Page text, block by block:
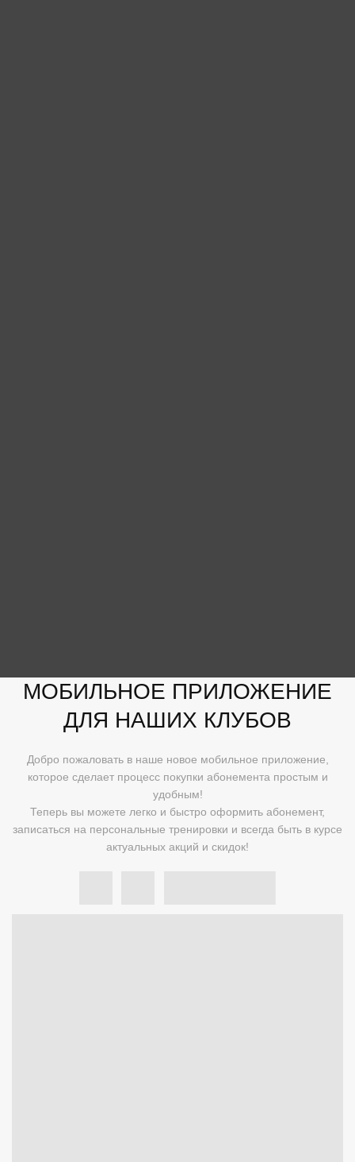
МОБИЛЬНОЕ ПРИЛОЖЕНИЕ
ДЛЯ НАШИХ КЛУБОВ
Добро пожаловать в наше новое мобильное приложение,
которое сделает процесс покупки абонемента простым и
удобным!
Теперь вы можете легко и быстро оформить абонемент,
записаться на персональные тренировки и всегда быть в курсе
актуальных акций и скидок!